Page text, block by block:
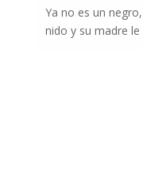
Ya no es un
nido y su madre